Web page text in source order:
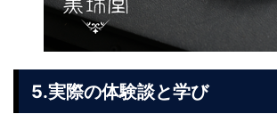
5.実際の体験談と学び